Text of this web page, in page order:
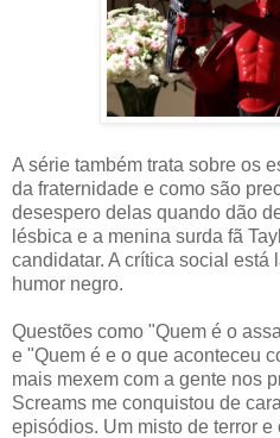
A série também trata sobre os
da fraternidade e como são
desespero delas quando dão
lésbica e a menina surda fã
candidatar. A crítica social está
humor negro.
Questões como "Quem é o
e "Quem é e o que aconteceu
mais mexem com a gente nos
Screams me conquistou de
episódios. Um misto de terror